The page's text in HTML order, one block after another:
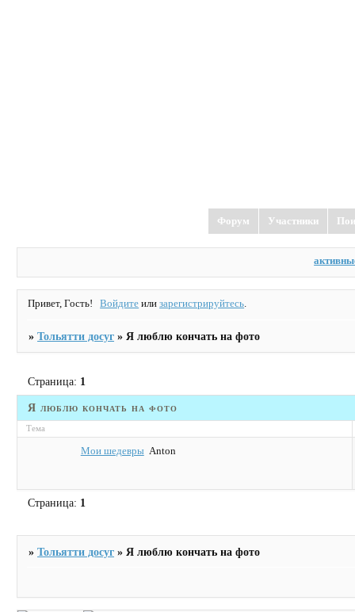
Форум Участники
Привет, Гость! Войдите илизарегистрируйтесь.
»Тольятти досуг » Я люблю кончать на фото
Я люблю кончать на фото
Страница: 1
Тема
Мои шедевры Anton
Страница: 1
»Тольятти досуг » Я люблю кончать на фото